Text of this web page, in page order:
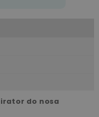
do nosa